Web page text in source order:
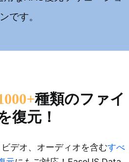
ンです。
種類のファイ
復元！
デオ、オーディオを含むすべ